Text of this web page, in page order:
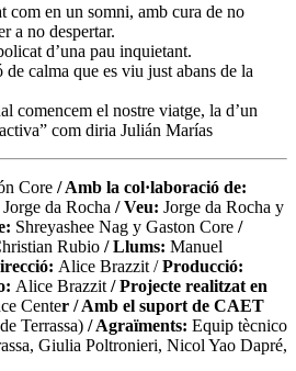
com en un somni, amb cura de no
a no despertar.
d’una pau inquietant.
calma que es viu just abans de la
comencem el nostre viatge, la d’un
com diria Julián Marías
Core / Amb la col·laboració de:
Jorge da Rocha / Veu: Jorge da Rocha y
Shreyashee Nag y Gaston Core /
Rubio / Llums: Manuel
Alice Brazzit /Producció:
Alice Brazzit / Projecte realitzat en
Center / Amb el suport de CAET
Terrassa) / Agraïments: Equip tècnico
Giulia Poltronieri, Nicol Yao Dapré,